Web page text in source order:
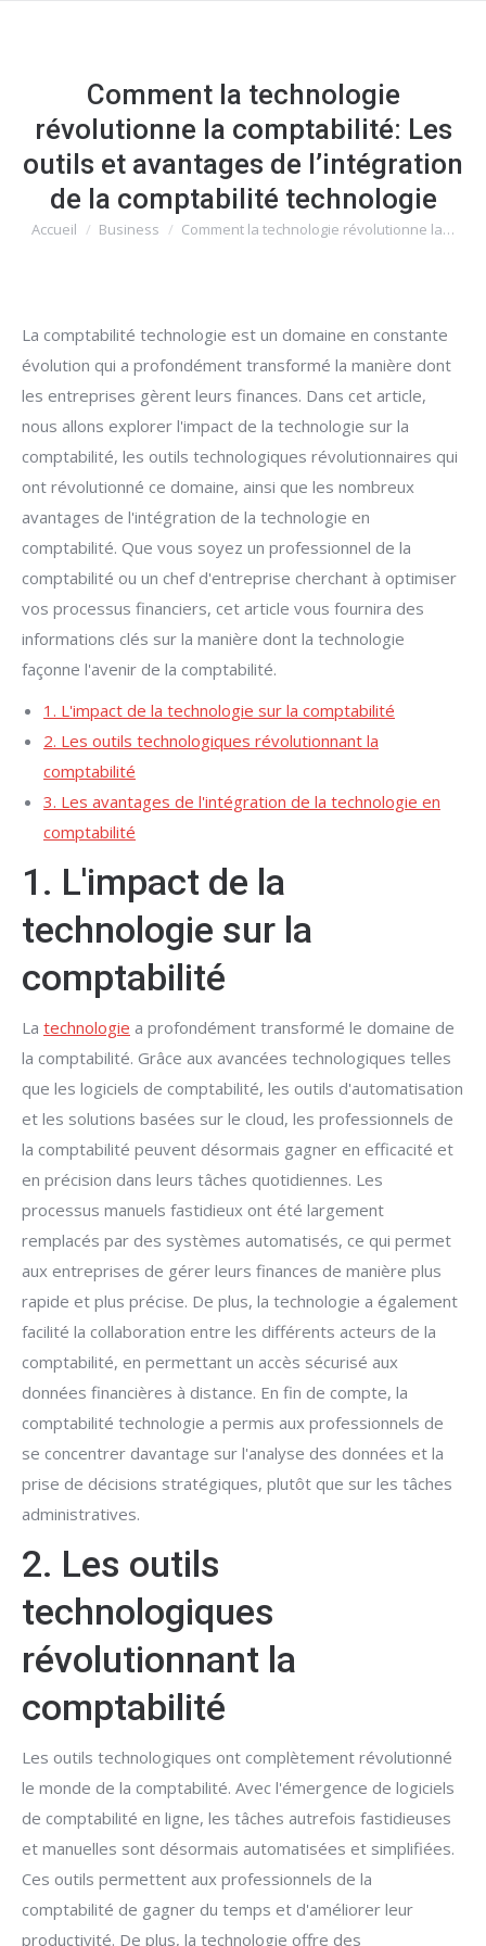
Comment la technologie
révolutionne la comptabilité: Les
outils et avantages de l’intégration
de la comptabilité technologie
Vous êtes ici :
Accueil Business Comment la technologie révolutionne la…
La comptabilité technologie est un domaine en constante
évolution qui a profondément transformé la manière dont
les entreprises gèrent leurs finances. Dans cet article,
nous allons explorer l'impact de la technologie sur la
comptabilité, les outils technologiques révolutionnaires qui
ont révolutionné ce domaine, ainsi que les nombreux
avantages de l'intégration de la technologie en
comptabilité. Que vous soyez un professionnel de la
comptabilité ou un chef d'entreprise cherchant à optimiser
vos processus financiers, cet article vous fournira des
informations clés sur la manière dont la technologie
façonne l'avenir de la comptabilité.
1. L'impact de la technologie sur la comptabilité
2. Les outils technologiques révolutionnant la
comptabilité
3. Les avantages de l'intégration de la technologie en
comptabilité
1. L'impact de la
technologie sur la
comptabilité
La technologie a profondément transformé le domaine de
la comptabilité. Grâce aux avancées technologiques telles
que les logiciels de comptabilité, les outils d'automatisation
et les solutions basées sur le cloud, les professionnels de
la comptabilité peuvent désormais gagner en efficacité et
en précision dans leurs tâches quotidiennes. Les
processus manuels fastidieux ont été largement
remplacés par des systèmes automatisés, ce qui permet
aux entreprises de gérer leurs finances de manière plus
rapide et plus précise. De plus, la technologie a également
facilité la collaboration entre les différents acteurs de la
comptabilité, en permettant un accès sécurisé aux
données financières à distance. En fin de compte, la
comptabilité technologie a permis aux professionnels de
se concentrer davantage sur l'analyse des données et la
prise de décisions stratégiques, plutôt que sur les tâches
administratives.
2. Les outils
technologiques
révolutionnant la
comptabilité
Les outils technologiques ont complètement révolutionné
le monde de la comptabilité. Avec l'émergence de logiciels
de comptabilité en ligne, les tâches autrefois fastidieuses
et manuelles sont désormais automatisées et simplifiées.
Ces outils permettent aux professionnels de la
comptabilité de gagner du temps et d'améliorer leur
productivité. De plus, la technologie offre des